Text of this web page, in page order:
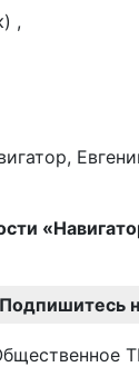
,
Подпишитесь